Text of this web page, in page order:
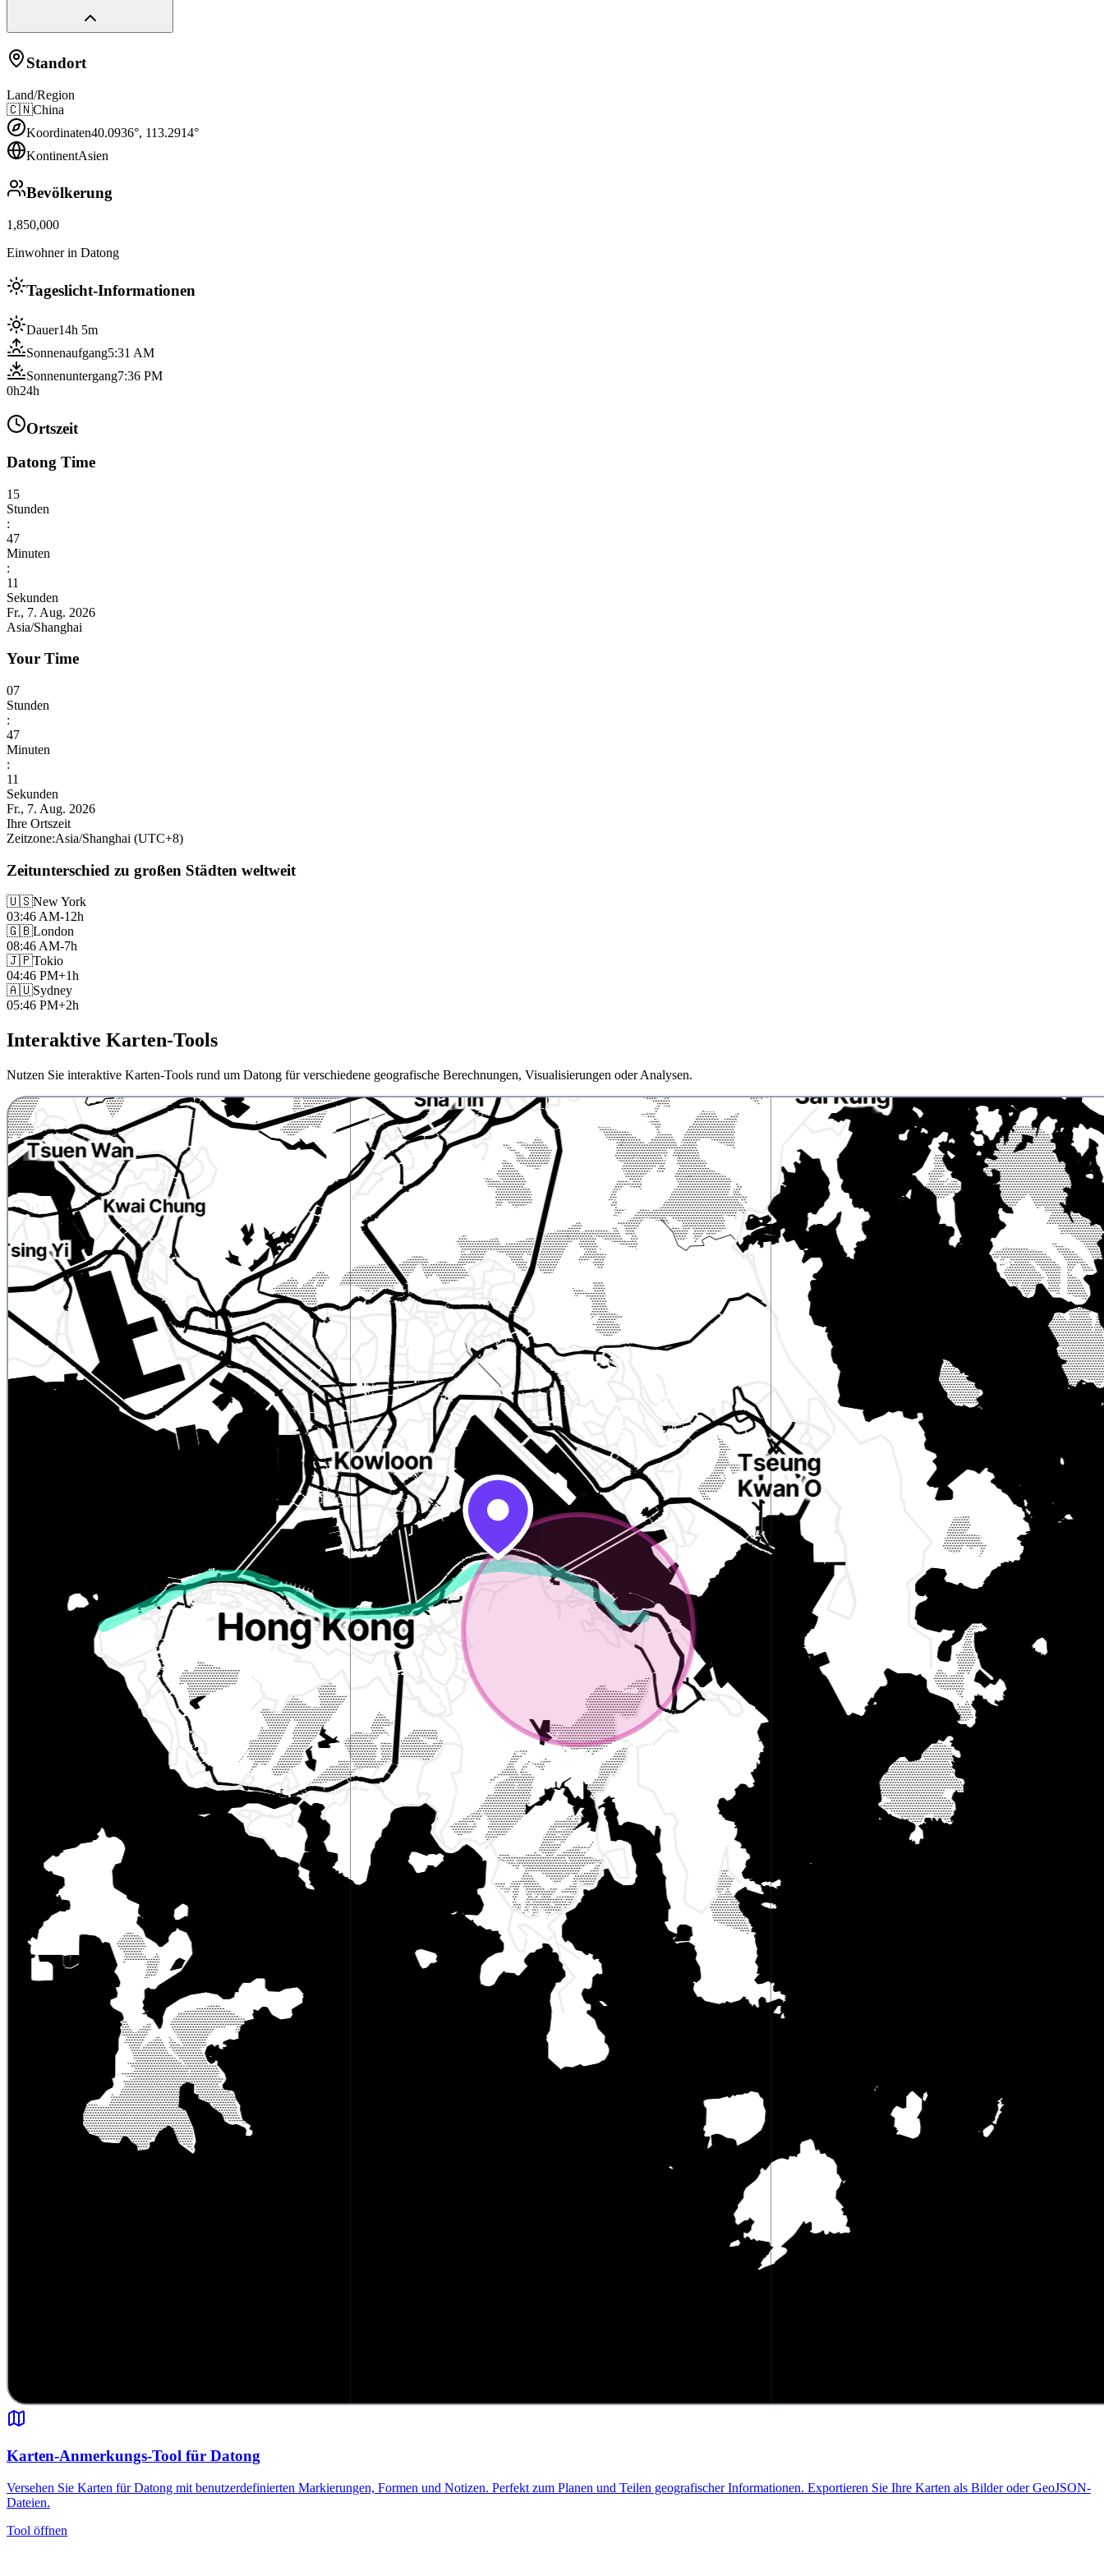
Standort
Land/Region
🇨🇳China
Koordinaten40.0936°, 113.2914°
KontinentAsien
Bevölkerung
1,850,000
Einwohner in Datong
Tageslicht-Informationen
Dauer14h 5m
Sonnenaufgang5:31 AM
Sonnenuntergang7:36 PM
0h24h
Ortszeit
Datong Time
15
Stunden
:
47
Minuten
:
12
Sekunden
Fr., 7. Aug. 2026
Asia/Shanghai
Your Time
07
Stunden
:
47
Minuten
:
12
Sekunden
Fr., 7. Aug. 2026
Ihre Ortszeit
Zeitzone:Asia/Shanghai (UTC+8)
Zeitunterschied zu großen Städten weltweit
🇺🇸New York
03:46 AM-12h
🇬🇧London
08:46 AM-7h
🇯🇵Tokio
04:46 PM+1h
🇦🇺Sydney
05:46 PM+2h
Interaktive Karten-Tools
Nutzen Sie interaktive Karten-Tools rund um Datong für verschiedene geografische Berechnungen, Visualisierungen oder Analysen.
Karten-Anmerkungs-Tool für Datong
Versehen Sie Karten für Datong mit benutzerdefinierten Markierungen, Formen und Notizen. Perfekt zum Planen und Teilen geografischer Informationen. Exportieren Sie Ihre Karten als Bilder oder GeoJSON-
Dateien.
Tool öffnen